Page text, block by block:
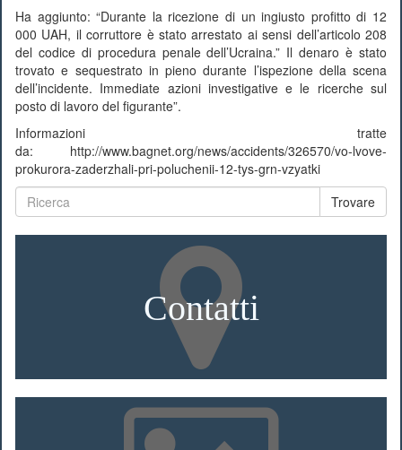
Ha aggiunto: “Durante la ricezione di un ingiusto profitto di 12
000 UAH, il corruttore è stato arrestato ai sensi dell’articolo 208
del codice di procedura penale dell’Ucraina.” Il denaro è stato
trovato e sequestrato in pieno durante l’ispezione della scena
dell’incidente. Immediate azioni investigative e le ricerche sul
posto di lavoro del figurante”.
Informazioni tratte
da: http://www.bagnet.org/news/accidents/326570/vo-lvove-
prokurora-zaderzhali-pri-poluchenii-12-tys-grn-vzyatki
Trovare
Contatti